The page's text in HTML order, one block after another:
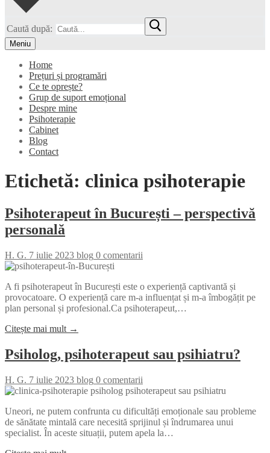
Caută după:
Meniu
Home
Prețuri și programări
Ce te oprește?
Grup de suport emoțional
Despre mine
Psihoterapie
Cabinet
Blog
Contact
Etichetă: clinica psihoterapie
Psihoterapeut în București – perspectivă
personală
H. G. 7 iulie 2023 blog 0 comentarii
A fi psihoterapeut în București este o experiență captivantă și
provocatoare. O experiență care m-a influențat și m-a îmbogățit pe
plan personal și profesional.Ca psihoterapeut,…
Citește mai mult →
Psiholog, psihoterapeut sau psihiatru?
H. G. 7 iulie 2023 blog 0 comentarii
Uneori, ne putem confrunta cu dificultăți emoționale sau probleme
de sănătate mintală care necesită sprijinul și îndrumarea unui
specialist. În aceste situații, putem apela la…